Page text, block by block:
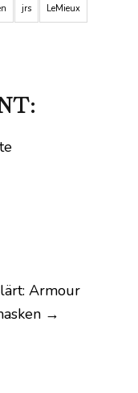
jrs LeMieux
Armour
→